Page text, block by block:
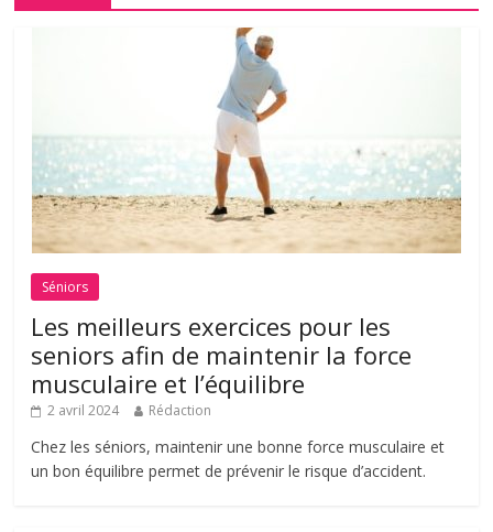
Séniors
Les meilleurs exercices pour les
seniors afin de maintenir la force
musculaire et l’équilibre
2 avril 2024 Rédaction
Chez les séniors, maintenir une bonne force musculaire et
un bon équilibre permet de prévenir le risque d’accident.